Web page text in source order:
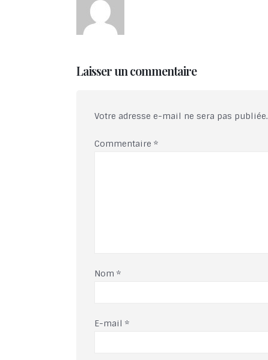
Laisser un commentaire
Votre adresse e-mail ne sera pas publiée.
Commentaire *
Nom *
E-mail *